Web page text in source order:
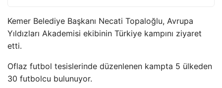
Kemer Belediye Başkanı Necati Topaloğlu, Avrupa
Yıldızları Akademisi ekibinin Türkiye kampını ziyaret
etti.
Oflaz futbol tesislerinde düzenlenen kampta 5 ülkeden
30 futbolcu bulunuyor.